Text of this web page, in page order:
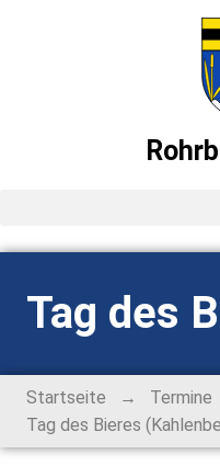
News
Ortsvorsteher-
Termine
Tag des
Startseite → Termine
Tag des Bieres